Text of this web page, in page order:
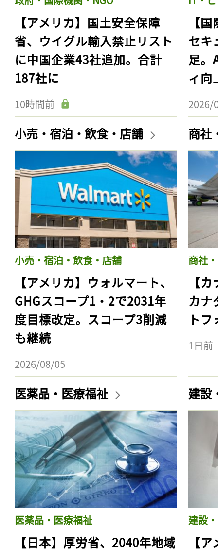
【アメリカ】国土安全保障
省、ウイグル輸入禁止リスト
に中国企業43社追加。合計
187社に
10時間前
【
セキ
足。
ィ向
2026/
小売・宿泊・飲食・店舗
小売・宿泊・飲食・店舗
【アメリカ】ウォルマート、
GHGスコープ1・2で2031年
度目標改定。スコープ3削減
も継続
2026/08/05
商社
商社
【
カナ
ト
1日前
医薬品・医療福祉
医薬品・医療福祉
【日本】厚労省、2040年地域
建設
建設
【